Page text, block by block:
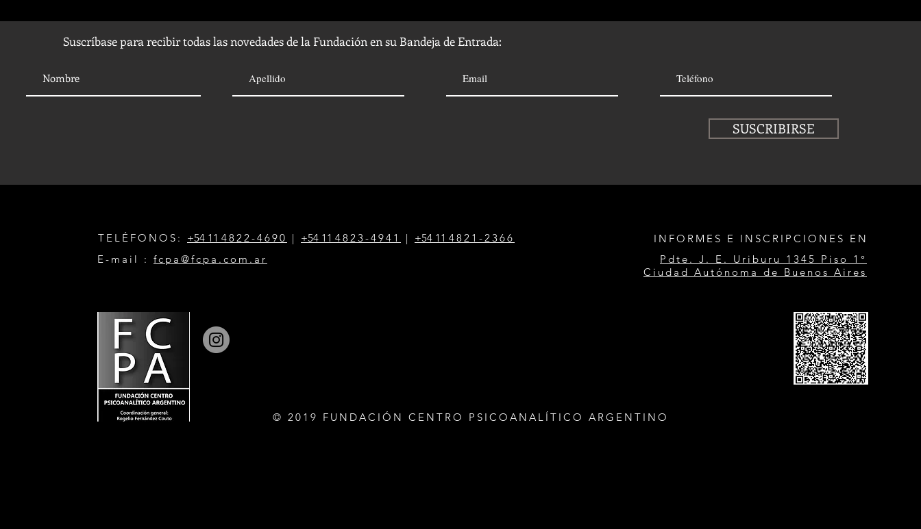
Suscríbase para recibir todas las novedades de la Fundación en su Bandeja de Entrada:
SUSCRIBIRSE
TELÉFONOS: +54 11 4822-4690 | +54 1 1 4823-4941 | +54 1 1 4821-2366
E-mail : fcpa@fcpa.com.ar
INFORMES E INSCRIPCIONES EN
Pdte. J. E. Uriburu 1345 Piso 1°
Ciudad Autónoma de Buenos Aires
© 2019 FUNDACIÓN CENTRO PSICOANALÍTICO ARGENTINO